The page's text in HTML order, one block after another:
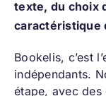
texte, du choix
caractéristique
Bookelis, c’est
indépendants.
étape, avec